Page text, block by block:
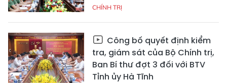
CHÍNH TRỊ
Công bố quyết định kiểm
tra, giám sát của Bộ Chính trị,
Ban Bí thư đợt 3 đối với BTV
Tỉnh ủy Hà Tĩnh